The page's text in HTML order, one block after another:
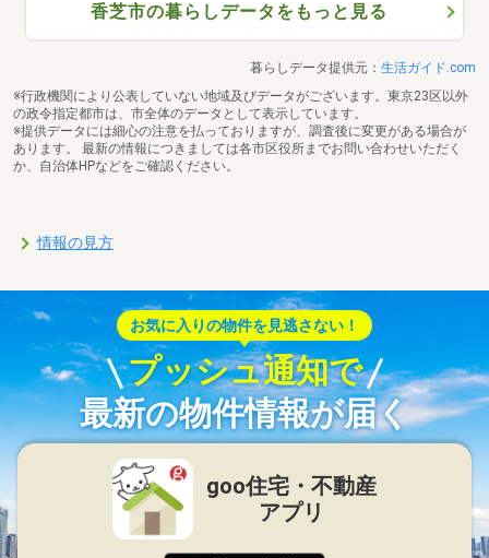
香芝市の暮らしデータをもっと見る
暮らしデータ提供元： 生活ガイド.com
※行政機関により公表していない地域及びデータがございます。東京23区以外
の政令指定都市は、市全体のデータとして表示しています。
※提供データには細心の注意を払っておりますが、調査後に変更がある場合が
あります。 最新の情報につきましては各市区役所までお問い合わせいただく
か、自治体HPなどをご確認ください。
情報の見方
お気に入りの物件を見逃さない！
プッシュ通知で
最新の物件情報が届く
goo住宅・不動産
アプリ